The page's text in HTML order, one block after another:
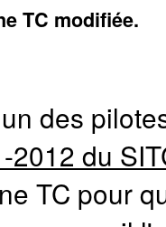
TC modifiée.
des
du
TC pour